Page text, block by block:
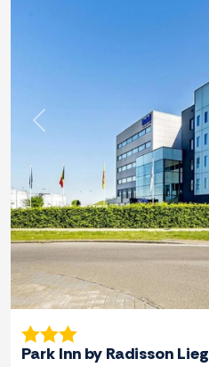
Zurück
Park Inn by Radisson